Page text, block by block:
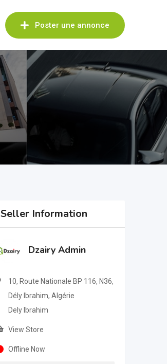
Poster une annonce
Seller Information
Dzairy Admin
10, Route Nationale BP 116, N36,
Dély Ibrahim, Algérie
Dely Ibrahim
View Store
Offline Now